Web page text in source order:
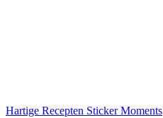
Hartige Recepten Sticker Moments